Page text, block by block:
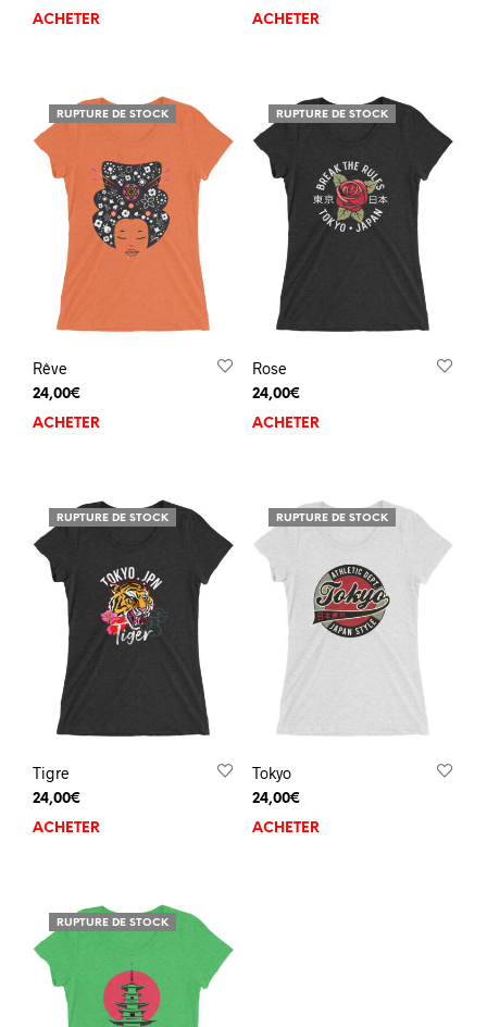
ACHETER ACHETER
RUPTURE DE STOCK
Rêve
24,00€
ACHETER
RUPTURE DE STOCK
Rose
24,00€
ACHETER
RUPTURE DE STOCK
Tigre
24,00€
ACHETER
RUPTURE DE STOCK
Tokyo
24,00€
ACHETER
RUPTURE DE STOCK